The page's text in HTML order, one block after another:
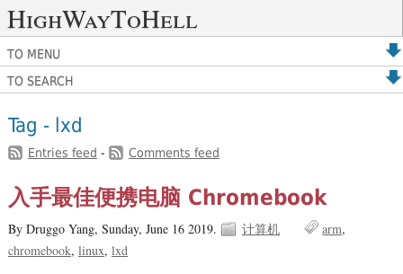
HighWayToHell
TO MENU
TO SEARCH
Tag - lxd
Entries feed - Comments feed
入手最佳便携电脑 Chromebook
By Druggo Yang, Sunday, June 16 2019. 计算机
arm
chromebook linux lxd